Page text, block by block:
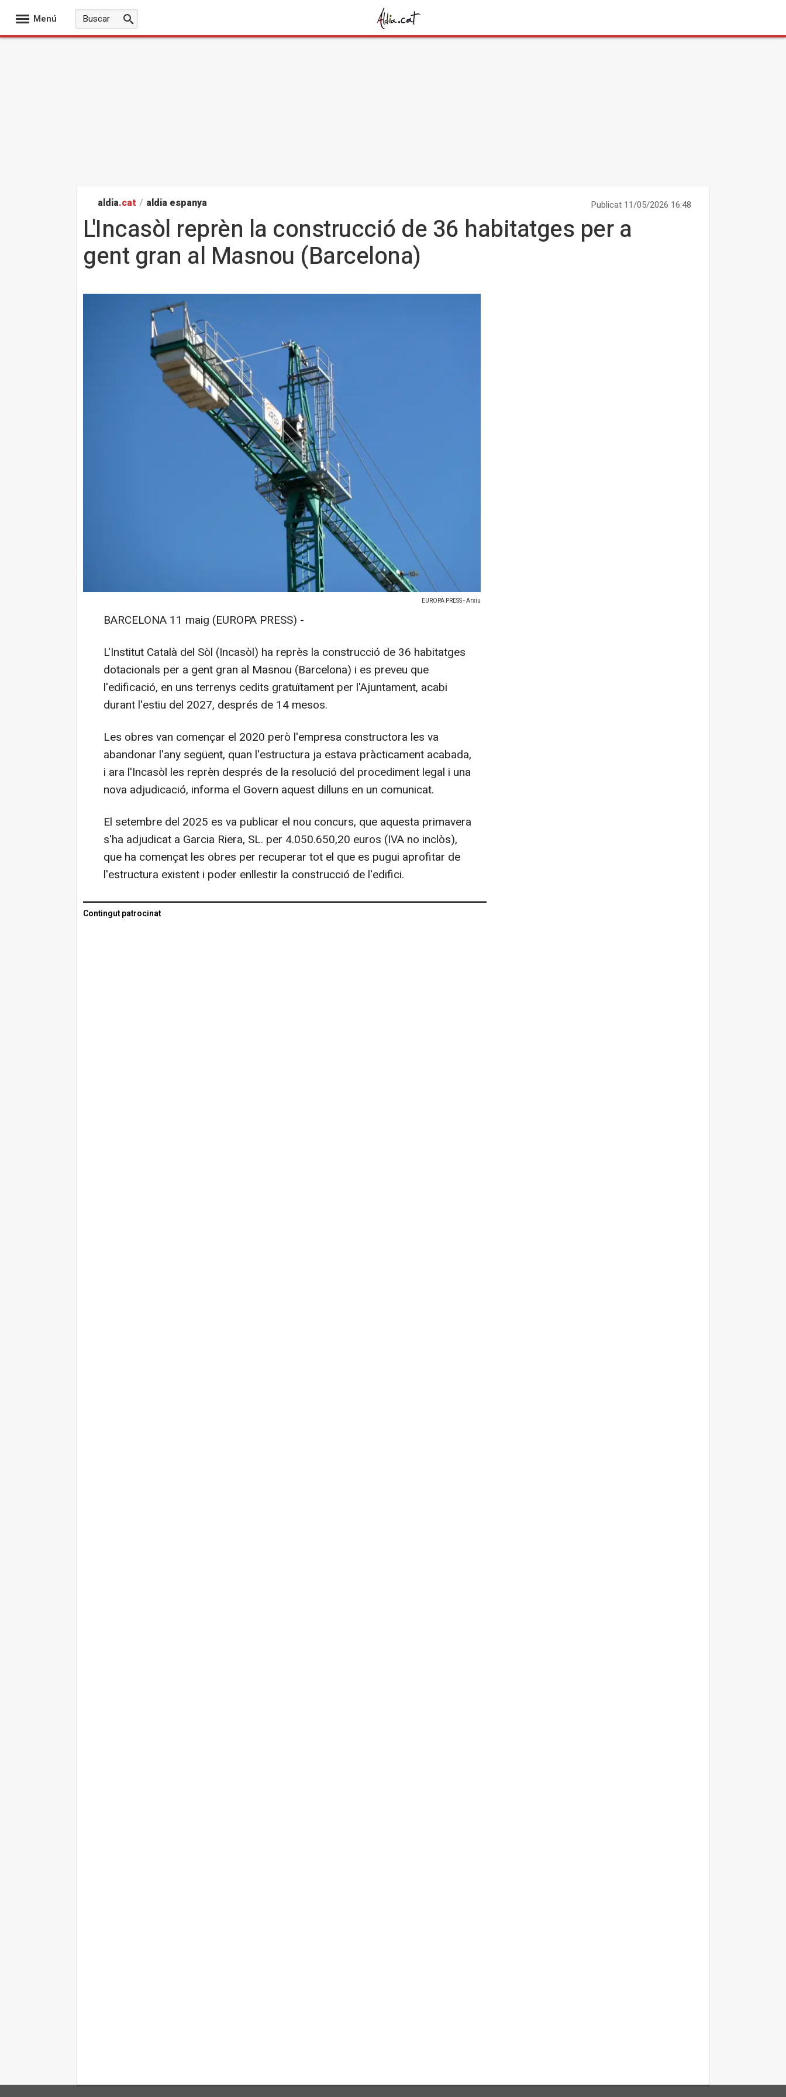
Menú
aldia.cat / aldia espanya Publicat 11/05/2026 16:48
L'Incasòl reprèn la construcció de 36 habitatges per a
gent gran al Masnou (Barcelona)
EUROPA PRESS - Arxiu
BARCELONA 11 maig (EUROPA PRESS) -
L'Institut Català del Sòl (Incasòl) ha reprès la construcció de 36 habitatges
dotacionals per a gent gran al Masnou (Barcelona) i es preveu que
l'edificació, en uns terrenys cedits gratuïtament per l'Ajuntament, acabi
durant l'estiu del 2027, després de 14 mesos.
Les obres van començar el 2020 però l'empresa constructora les va
abandonar l'any següent, quan l'estructura ja estava pràcticament acabada,
i ara l'Incasòl les reprèn després de la resolució del procediment legal i una
nova adjudicació, informa el Govern aquest dilluns en un comunicat.
El setembre del 2025 es va publicar el nou concurs, que aquesta primavera
s'ha adjudicat a Garcia Riera, SL. per 4.050.650,20 euros (IVA no inclòs),
que ha començat les obres per recuperar tot el que es pugui aprofitar de
l'estructura existent i poder enllestir la construcció de l'edifici.
Contingut patrocinat